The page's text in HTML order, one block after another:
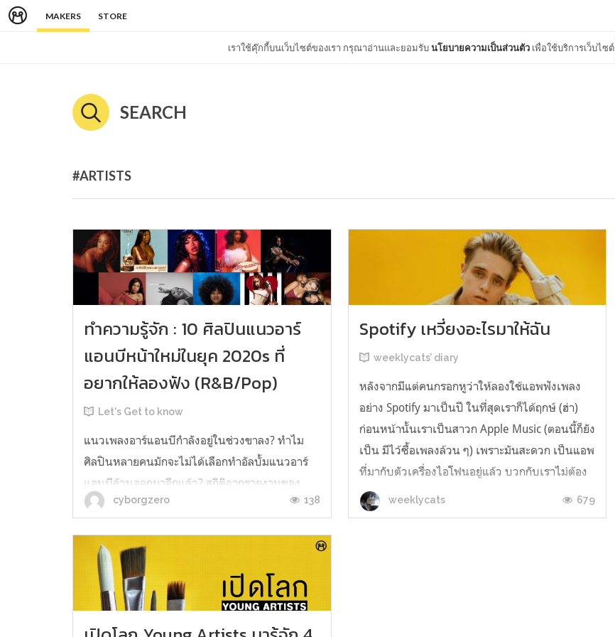
MAKERS STORE
เราใช้คุ๊กกี้บนเว็บไซต์ของเรา กรุณาอ่านและยอมรับนโยบายความเป็นส่วนตัว เพื่อใช้บริการเว็บไซต์
SEARCH
#ARTISTS
ทำความรู้จัก : 10 ศิลปินแนวอาร์
แอนบีหน้าใหม่ในยุค 2020s ที่
อยากให้ลองฟัง (R&B/Pop)
Let's Get to know
แนวเพลงอาร์แอนบีกำลังอยู่ในช่วงขาลง? ทำไม
ศิลปินหลายคนมักจะไม่ได้เลือกทำอัลบั้มแนวอาร์
แอนบีล้วนออกมาอีกแล้ว? สถิติจากรายงานของ
Chartmetric แสดงให้เห็นว่าจากศิลปินที่มีอิทธิพล
ถือครองตลาดเพียงแค่ 6 เปอร์เซ็นต์เท่านั้น เมื่อ
เทียบกับเพลงป๊อปที่มีมากถึง 17 เปอร์เซ็น...
cyborgzero 138
Spotify เหวี่ยงอะไรมาให้ฉัน
weeklycats’ diary
หลังจากมีแต่คนกรอกหูว่าให้ลองใช้แอพฟังเพลง
อย่าง Spotify มาเป็นปี ในที่สุดเราก็ได้ฤกษ์ (ฮ่า)
ก่อนหน้านั้นเราเป็นสาวก Apple Music (ตอนนี้ก็ยัง
เป็น มีไว้ซื้อเพลงล้วน ๆ) เพราะมันสะดวก เป็นแอพ
ที่มากับตัวเครื่องไอโฟนอยู่แล้ว บวกกับเราไม่ต้อง
เสียเวลาโหลดแอพฟังเพลงมาเพิ่ม ก็เลยไม่ค่อยสน
ใจแอพฟังเพลงแอพอื่นเท...
weeklycats 679